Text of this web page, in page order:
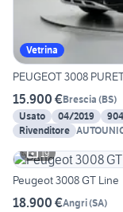
Vetrina
PEUGEOT 3008
15.900 €Brescia (BS)
Usato
04/2019
Rivenditore
19
Peugeot 3008 GT Line
18.900 €Angri(SA)